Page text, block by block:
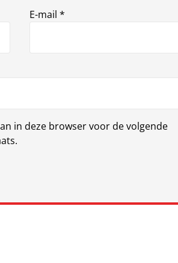
E-mail*
in deze browser voor de volgende